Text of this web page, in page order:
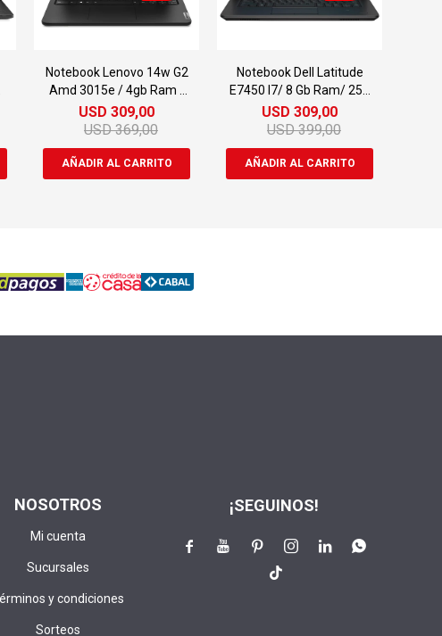
Notebook Lenovo 14w G2
Amd 3015e / 4gb Ram /
128gb
USD 309,00
USD 369,00
Notebook Dell Latitude
E7450 I7/ 8 Gb Ram/ 256
Gb Ssd
USD 309,00
USD 399,00
NOSOTROS
Mi cuenta
Sucursales
y condiciones
Sorteos
¡SEGUINOS!
    

